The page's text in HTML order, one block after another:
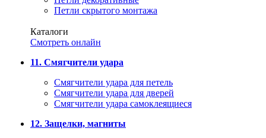
Петли скрытого монтажа
Каталоги
Смотреть онлайн
11. Смягчители удара
Смягчители удара для петель
Смягчители удара для дверей
Cмягчители удара самоклеящиеся
12. Защелки, магниты